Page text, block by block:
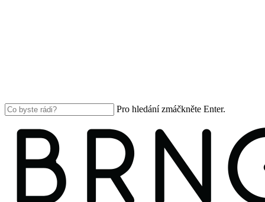
Pro hledání zmáčkněte Enter.
Search